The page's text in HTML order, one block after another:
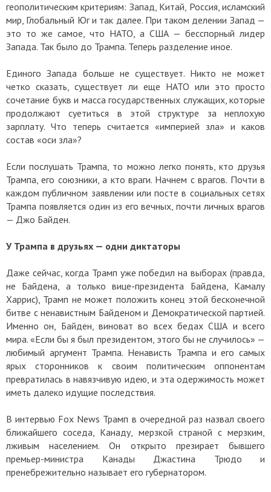
геополитическим критериям: Запад, Китай, Россия, исламский
мир, Глобальный Юг и так далее. При таком делении Запад —
это то же самое, что НАТО, а США — бесспорный лидер
Запада. Так было до Трампа. Теперь разделение иное.
Единого Запада больше не существует. Никто не может
четко сказать, существует ли еще НАТО или это просто
сочетание букв и масса государственных служащих, которые
продолжают суетиться в этой структуре за неплохую
зарплату. Что теперь считается «империей зла» и каков
состав «оси зла»?
Если послушать Трампа, то можно легко понять, кто друзья
Трампа, его союзники, а кто враги. Начнем с врагов. Почти в
каждом публичном заявлении или посте в социальных сетях
Трампа появляется один из его вечных, почти личных врагов
— Джо Байден.
У Трампа в друзьях — одни диктаторы
Даже сейчас, когда Трамп уже победил на выборах (правда,
не Байдена, а только вице-президента Байдена, Камалу
Харрис), Трамп не может положить конец этой бесконечной
битве с ненавистным Байденом и Демократической партией.
Именно он, Байден, виноват во всех бедах США и всего
мира. «Если бы я был президентом, этого бы не случилось» —
любимый аргумент Трампа. Ненависть Трампа и его самых
ярых сторонников к своим политическим оппонентам
превратилась в навязчивую идею, и эта одержимость может
иметь далеко идущие последствия.
В интервью Fox News Трамп в очередной раз назвал своего
ближайшего соседа, Канаду, мерзкой страной с мерзким,
лживым населением. Он открыто презирает бывшего
премьер-министра Канады Джастина Трюдо и
пренебрежительно называет его губернатором.